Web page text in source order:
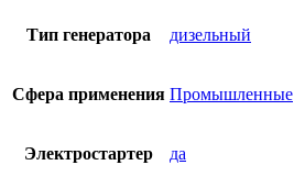
Тип генератора дизельный
Сфера применения Промышленные
Электростартер да